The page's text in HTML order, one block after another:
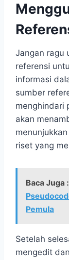
Jangan ragu
referensi
informasi
sumber
menghindari
akan
riset yang
Baca Juga :
Pemula
Setelah
mengedit